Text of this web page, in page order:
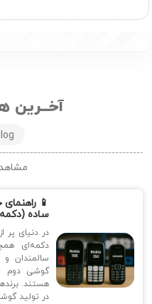
آخــرین
📱
ساده
در دنیای پر
دکمه‌ای
سالمندان و
گوشی دوم
هستند.
در تولید